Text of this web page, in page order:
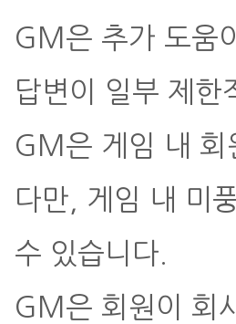
GM은 추가 도움
답변이 일부 제한
GM은 게임 내 회
다만, 게임 내 미
수 있습니다.
GM은 회원이 회